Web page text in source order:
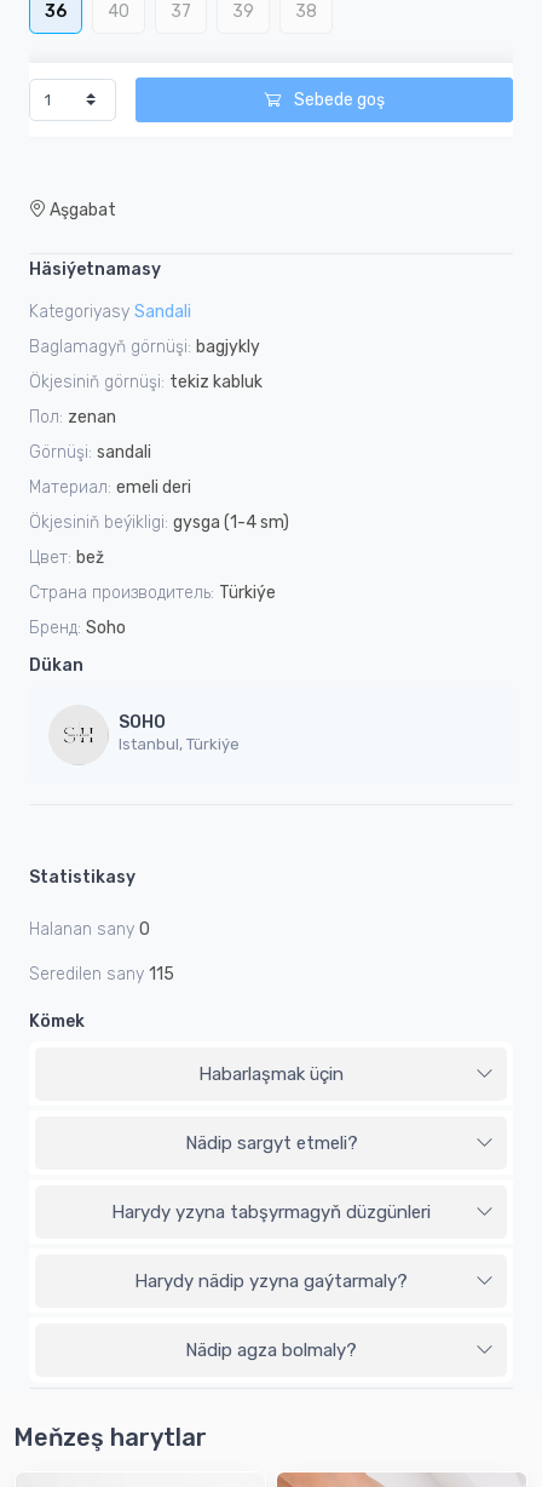
36 40 37 39 38
Sebede goş
Aşgabat
Häsiýetnamasy
Kategoriyasy Sandali
Baglamagyň görnüşi: bagjykly
Ökjesiniň görnüşi: tekiz kabluk
Пол: zenan
Görnüşi: sandali
Материал: emeli deri
Ökjesiniň beýikligi: gysga (1-4 sm)
Цвет: bež
Страна производитель: Türkiýe
Бренд: Soho
Dükan
SOHO
Istanbul, Türkiýe
Statistikasy
Halanan sany 0
Seredilen sany 115
Kömek
Habarlaşmak üçin
Nädip sargyt etmeli?
Harydy yzyna tabşyrmagyň düzgünleri
Harydy nädip yzyna gaýtarmaly?
Nädip agza bolmaly?
Meňzeş harytlar